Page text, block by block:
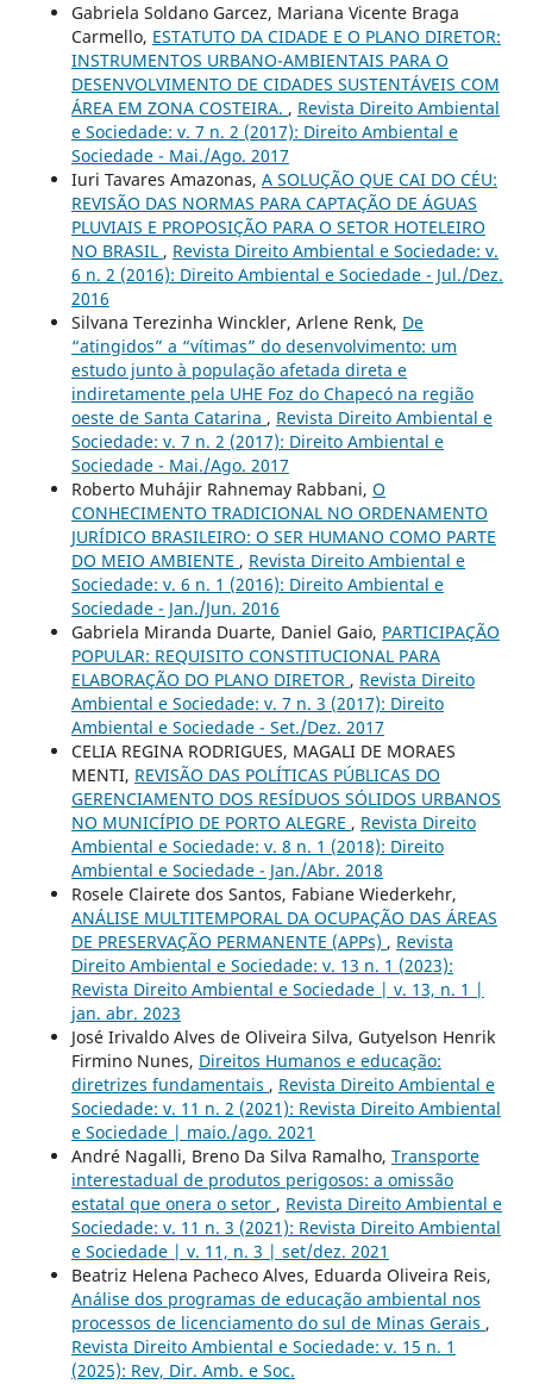
Gabriela Soldano Garcez, Mariana Vicente Braga
Carmello, ESTATUTO DA CIDADE E O PLANO DIRETOR:
INSTRUMENTOS URBANO-AMBIENTAIS PARA O
DESENVOLVIMENTO DE CIDADES SUSTENTÁVEIS COM
ÁREA EM ZONA COSTEIRA. , Revista Direito Ambiental
e Sociedade: v. 7 n. 2 (2017): Direito Ambiental e
Sociedade - Mai./Ago. 2017
Iuri Tavares Amazonas, A SOLUÇÃO QUE CAI DO CÉU:
REVISÃO DAS NORMAS PARA CAPTAÇÃO DE ÁGUAS
PLUVIAIS E PROPOSIÇÃO PARA O SETOR HOTELEIRO
NO BRASIL , Revista Direito Ambiental e Sociedade: v.
6 n. 2 (2016): Direito Ambiental e Sociedade - Jul./Dez.
2016
Silvana Terezinha Winckler, Arlene Renk, De
“atingidos” a “vítimas” do desenvolvimento: um
estudo junto à população afetada direta e
indiretamente pela UHE Foz do Chapecó na região
oeste de Santa Catarina , Revista Direito Ambiental e
Sociedade: v. 7 n. 2 (2017): Direito Ambiental e
Sociedade - Mai./Ago. 2017
Roberto Muhájir Rahnemay Rabbani, O
CONHECIMENTO TRADICIONAL NO ORDENAMENTO
JURÍDICO BRASILEIRO: O SER HUMANO COMO PARTE
DO MEIO AMBIENTE , Revista Direito Ambiental e
Sociedade: v. 6 n. 1 (2016): Direito Ambiental e
Sociedade - Jan./Jun. 2016
Gabriela Miranda Duarte, Daniel Gaio, PARTICIPAÇÃO
POPULAR: REQUISITO CONSTITUCIONAL PARA
ELABORAÇÃO DO PLANO DIRETOR , Revista Direito
Ambiental e Sociedade: v. 7 n. 3 (2017): Direito
Ambiental e Sociedade - Set./Dez. 2017
CELIA REGINA RODRIGUES, MAGALI DE MORAES
MENTI, REVISÃO DAS POLÍTICAS PÚBLICAS DO
GERENCIAMENTO DOS RESÍDUOS SÓLIDOS URBANOS
NO MUNICÍPIO DE PORTO ALEGRE , Revista Direito
Ambiental e Sociedade: v. 8 n. 1 (2018): Direito
Ambiental e Sociedade - Jan./Abr. 2018
Rosele Clairete dos Santos, Fabiane Wiederkehr,
ANÁLISE MULTITEMPORAL DA OCUPAÇÃO DAS ÁREAS
DE PRESERVAÇÃO PERMANENTE (APPs) , Revista
Direito Ambiental e Sociedade: v. 13 n. 1 (2023):
Revista Direito Ambiental e Sociedade | v. 13, n. 1 |
jan. abr. 2023
José Irivaldo Alves de Oliveira Silva, Gutyelson Henrik
Firmino Nunes, Direitos Humanos e educação:
diretrizes fundamentais , Revista Direito Ambiental e
Sociedade: v. 11 n. 2 (2021): Revista Direito Ambiental
e Sociedade | maio./ago. 2021
André Nagalli, Breno Da Silva Ramalho, Transporte
interestadual de produtos perigosos: a omissão
estatal que onera o setor , Revista Direito Ambiental e
Sociedade: v. 11 n. 3 (2021): Revista Direito Ambiental
e Sociedade | v. 11, n. 3 | set/dez. 2021
Beatriz Helena Pacheco Alves, Eduarda Oliveira Reis,
Análise dos programas de educação ambiental nos
processos de licenciamento do sul de Minas Gerais ,
Revista Direito Ambiental e Sociedade: v. 15 n. 1
(2025): Rev, Dir. Amb. e Soc.